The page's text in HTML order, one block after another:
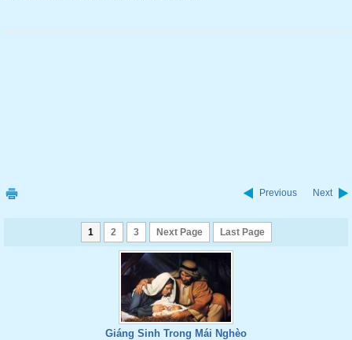
Previous Next
1 2 3 Next Page Last Page
Giáng Sinh Trong Mái Nghèo